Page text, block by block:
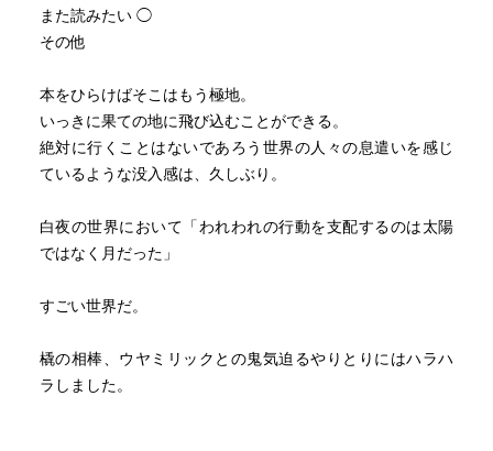
また読みたい ◯
その他
本をひらけばそこはもう極地。
いっきに果ての地に飛び込むことができる。
絶対に行くことはないであろう世界の人々の息遣いを感じ
ているような没入感は、久しぶり。
白夜の世界において「われわれの行動を支配するのは太陽
ではなく月だった」
すごい世界だ。
橇の相棒、ウヤミリックとの鬼気迫るやりとりにはハラハ
ラしました。